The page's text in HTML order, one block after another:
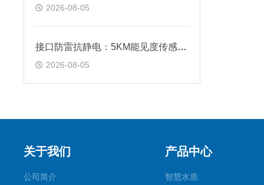
2026-08-05
接口防雷抗静电：5KM能见度传感器多重防护设计，雷雨天监测更安全可靠
2026-08-05
关于我们
公司简介
产品中心
智慧水质